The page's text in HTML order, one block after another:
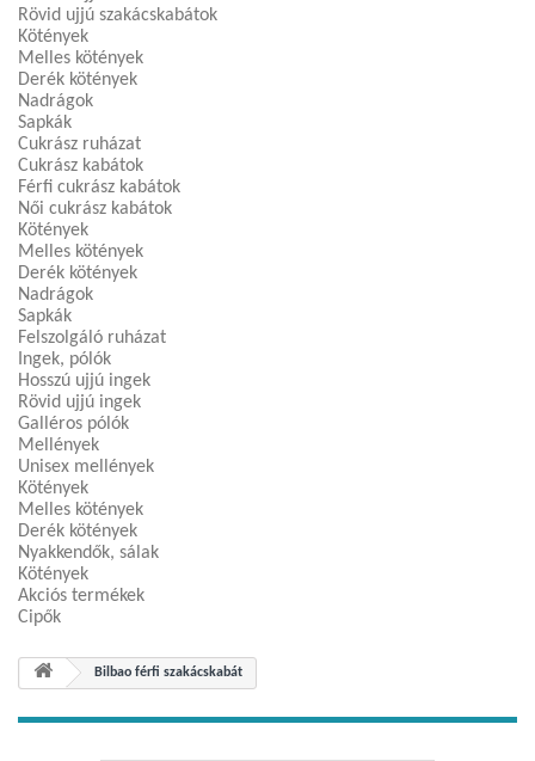
Rövid ujjú szakácskabátok
Kötények
Melles kötények
Derék kötények
Nadrágok
Sapkák
Cukrász ruházat
Cukrász kabátok
Férfi cukrász kabátok
Női cukrász kabátok
Kötények
Melles kötények
Derék kötények
Nadrágok
Sapkák
Felszolgáló ruházat
Ingek, pólók
Hosszú ujjú ingek
Rövid ujjú ingek
Galléros pólók
Mellények
Unisex mellények
Kötények
Melles kötények
Derék kötények
Nyakkendők, sálak
Kötények
Akciós termékek
Cipők
Bilbao férfi szakácskabát